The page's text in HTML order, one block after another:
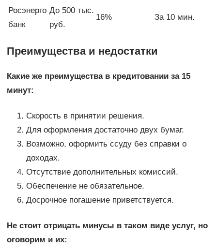
Росэнерго
банк
До 500 тыс.
руб.
16% За 10 мин.
Преимущества и недостатки
Какие же преимущества в кредитовании за 15
минут:
Скорость в принятии решения.
Для оформления достаточно двух бумаг.
Возможно, оформить ссуду без справки о
доходах.
Отсутствие дополнительных комиссий.
Обеспечение не обязательное.
Досрочное погашение приветствуется.
Не стоит отрицать минусы в таком виде услуг, но
оговорим и их: